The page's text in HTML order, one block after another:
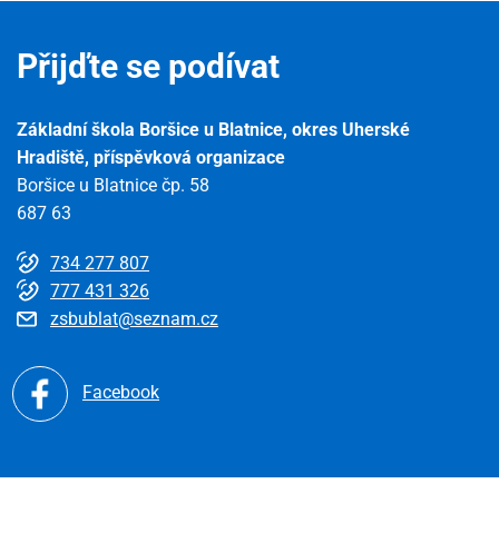
Přijďte se podívat
Základní škola Boršice u Blatnice, okres Uherské
Hradiště, příspěvková organizace
Boršice u Blatnice čp. 58
687 63
734 277 807
777 431 326
zsbublat@seznam.cz
Facebook